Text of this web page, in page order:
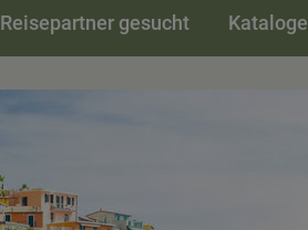
Reisepartner gesucht Kataloge